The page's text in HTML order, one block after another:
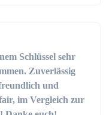
Schlüssel sehr
Zuverlässig
und
im Vergleich zur